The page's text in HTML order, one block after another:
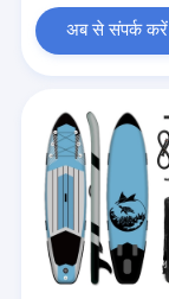
अब से संपर्क करें